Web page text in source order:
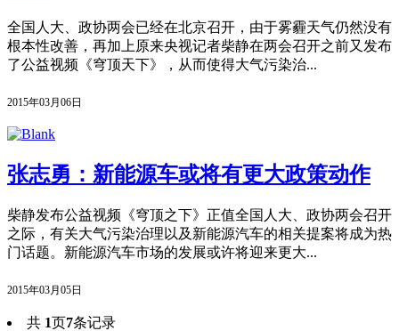
全国人大、政协两会已经在北京召开，由于雾霾天气仍然没有
根本性改善，再加上原来央视记者柴静在两会召开之前又发布
了公益视频《穹顶天下》，从而使得大气污染治...
2015年03月06日
张志勇：新能源车或将有更大政策动作
柴静发布公益视频《穹顶之下》正值全国人大、政协两会召开
之际，有关大气污染治理以及新能源汽车的相关提案将成为热
门话题。新能源汽车市场的发展或许将迎来更大...
2015年03月05日
共 1页7条记录